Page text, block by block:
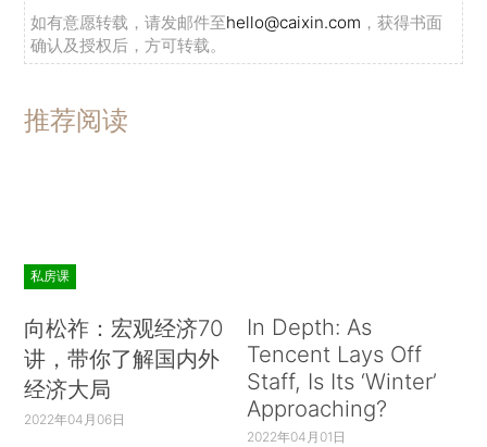
如有意愿转载，请发邮件至hello@caixin.com ，获得书面
确认及授权后，方可转载。
推荐阅读
私房课
向松祚：宏观经济70
讲，带你了解国内外
经济大局
2022年04月06日
In Depth: As
Tencent Lays Off
Staff, Is Its ‘Winter’
Approaching?
2022年04月01日